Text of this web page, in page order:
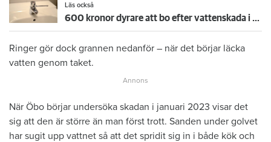
Läs också
600 kronor dyrare att bo efter vattenskada i Varberg
Ringer gör dock grannen nedanför – när det börjar läcka
vatten genom taket.
När Öbo börjar undersöka skadan i januari 2023 visar det
sig att den är större än man först trott. Sanden under golvet
har sugit upp vattnet så att det spridit sig in i både kök och